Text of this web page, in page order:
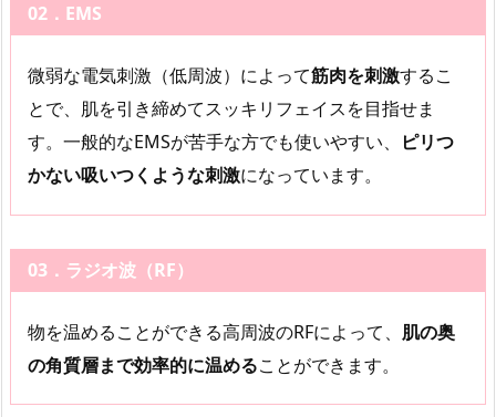
02．EMS
微弱な電気刺激（低周波）によって筋肉を刺激するこ
とで、肌を引き締めてスッキリフェイスを目指せま
す。一般的なEMSが苦手な方でも使いやすい、
ピリつ
かない吸いつくような刺激になっています。
03．ラジオ波（RF）
物を温めることができる高周波のRFによって、 肌の奥
の角質層まで効率的に温めることができます。